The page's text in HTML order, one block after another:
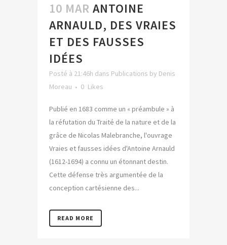
10 MAR ANTOINE
ARNAULD, DES VRAIES
ET DES FAUSSES
IDÉES
Posté à 21:46h dans Publications by Denis
Moreau
0 Likes
Publié en 1683 comme un « préambule » à
la réfutation du Traité de la nature et de la
grâce de Nicolas Malebranche, l'ouvrage
Vraies et fausses idées d'Antoine Arnauld
(1612-1694) a connu un étonnant destin.
Cette défense très argumentée de la
conception cartésienne des...
READ MORE